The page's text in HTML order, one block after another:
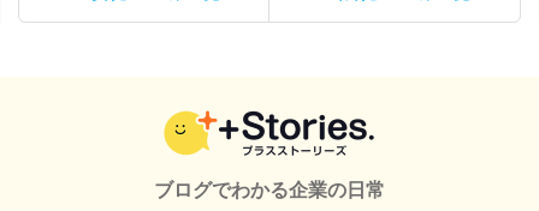
ブログでわかる企業の日常